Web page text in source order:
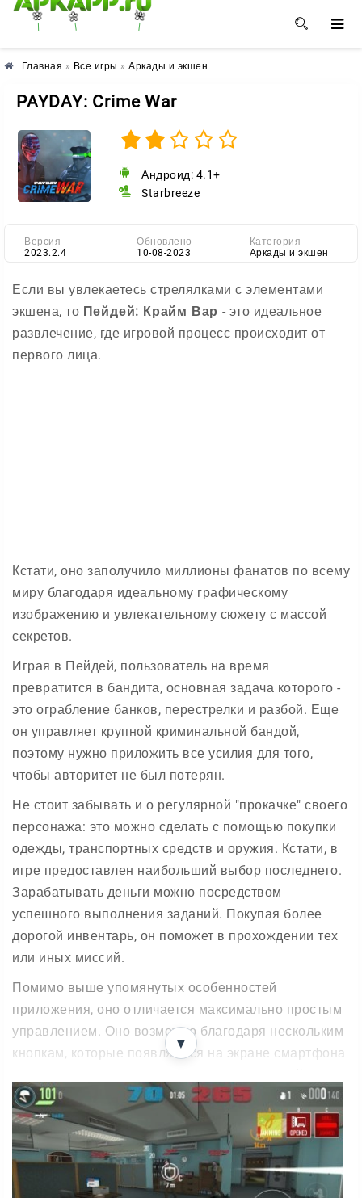
🌸 🌼 🌺
Главная » Все игры » Аркады и экшен
PAYDAY: Crime War
Андроид: 4.1+
Starbreeze
Версия
2023.2.4
Обновлено
10-08-2023
Категория
Аркады и экшен
Если вы увлекаетесь стрелялками с элементами
экшена, то Пейдей: Крайм Вар - это идеальное
развлечение, где игровой процесс происходит от
первого лица.
Кстати, оно заполучило миллионы фанатов по всему
миру благодаря идеальному графическому
изображению и увлекательному сюжету с массой
секретов.
Играя в Пейдей, пользователь на время
превратится в бандита, основная задача которого -
это ограбление банков, перестрелки и разбой. Еще
он управляет крупной криминальной бандой,
поэтому нужно приложить все усилия для того,
чтобы авторитет не был потерян.
Не стоит забывать и о регулярной "прокачке" своего
персонажа: это можно сделать с помощью покупки
одежды, транспортных средств и оружия. Кстати, в
игре предоставлен наибольший выбор последнего.
Зарабатывать деньги можно посредством
успешного выполнения заданий. Покупая более
дорогой инвентарь, он поможет в прохождении тех
или иных миссий.
Помимо выше упомянутых особенностей
приложения, оно отличается максимально простым
управлением. Оно возможно благодаря нескольким
кнопкам, которые появляются на экране смартфона
было сделано для того, чтобы не отвлекать геймера
от времяпровождения в Пейдей.
▼